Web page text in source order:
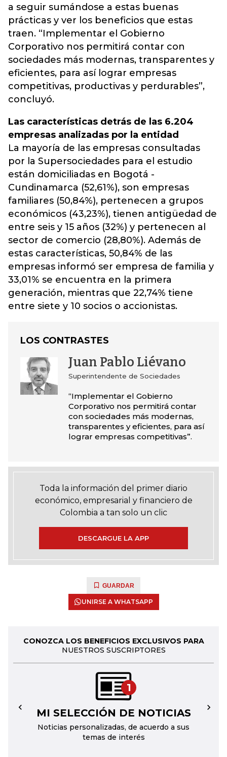
a seguir sumándose a estas buenas
prácticas y ver los beneficios que estas
traen. “Implementar el Gobierno
Corporativo nos permitirá contar con
sociedades más modernas, transparentes y
eficientes, para así lograr empresas
competitivas, productivas y perdurables”,
concluyó.
Las características detrás de las 6.204
empresas analizadas por la entidad
La mayoría de las empresas consultadas
por la Supersociedades para el estudio
están domiciliadas en Bogotá -
Cundinamarca (52,61%), son empresas
familiares (50,84%), pertenecen a grupos
económicos (43,23%), tienen antigüedad de
entre seis y 15 años (32%) y pertenecen al
sector de comercio (28,80%). Además de
estas características, 50,84% de las
empresas informó ser empresa de familia y
33,01% se encuentra en la primera
generación, mientras que 22,74% tiene
entre siete y 10 socios o accionistas.
LOS CONTRASTES
Juan Pablo Liévano
Superintendente de Sociedades
“Implementar el Gobierno
Corporativo nos permitirá contar
con sociedades más modernas,
transparentes y eficientes, para así
lograr empresas competitivas”.
Toda la información del primer diario
económico, empresarial y financiero de
Colombia a tan solo un clic
DESCARGUE LA APP
GUARDAR
UNIRSE A WHATSAPP
CONOZCA LOS BENEFICIOS EXCLUSIVOS PARA
NUESTROS SUSCRIPTORES
1
MI SELECCIÓN DE NOTICIAS
Noticias personalizadas, de acuerdo a sus
temas de interés
← →